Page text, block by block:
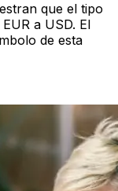
que el tipo
a USD. El
de esta